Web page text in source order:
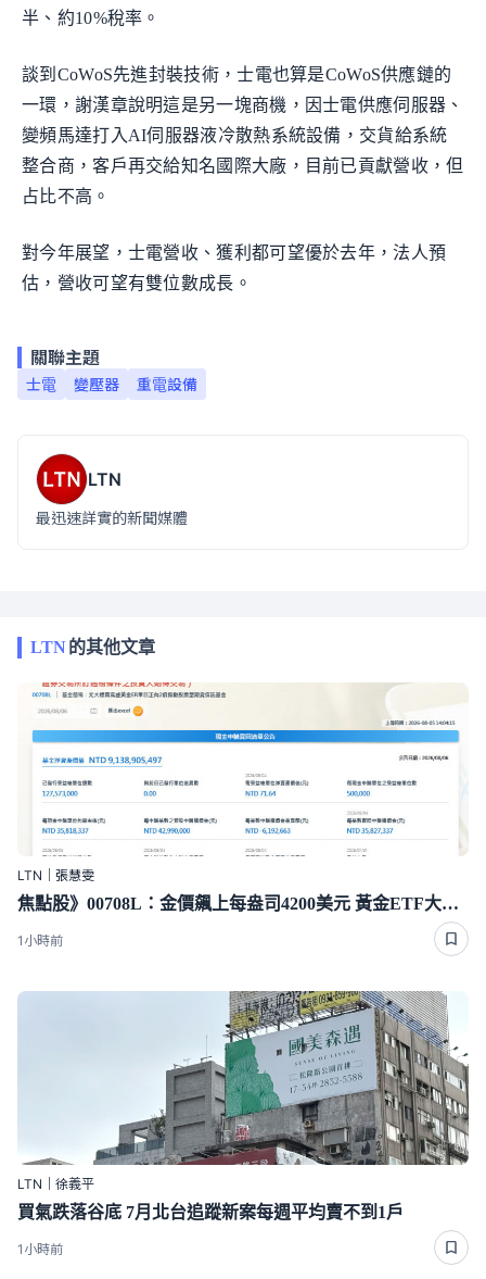
半、約10%稅率。
談到CoWoS先進封裝技術，士電也算是CoWoS供應鏈的
一環，謝漢章說明這是另一塊商機，因士電供應伺服器、
變頻馬達打入AI伺服器液冷散熱系統設備，交貨給系統
整合商，客戶再交給知名國際大廠，目前已貢獻營收，但
占比不高。
對今年展望，士電營收、獲利都可望優於去年，法人預
估，營收可望有雙位數成長。
關聯主題
士電 變壓器 重電設備
LTN
最迅速詳實的新聞媒體
LTN的其他文章
LTN｜張慧雯
焦點股》00708L：金價飆上每盎司4200美元 黃金ETF大漲逾7％
1小時前
LTN｜徐義平
買氣跌落谷底 7月北台追蹤新案每週平均賣不到1戶
1小時前